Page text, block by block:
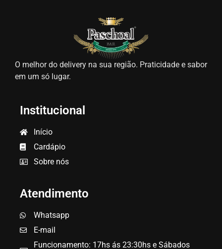
O melhor do delivery na sua região. Praticidade e sabor
em um só lugar.
Institucional
Início
Cardápio
Sobre nós
Atendimento
Whatsapp
E-mail
Funcionamento: 17hs ás 23:30hs e Sábados